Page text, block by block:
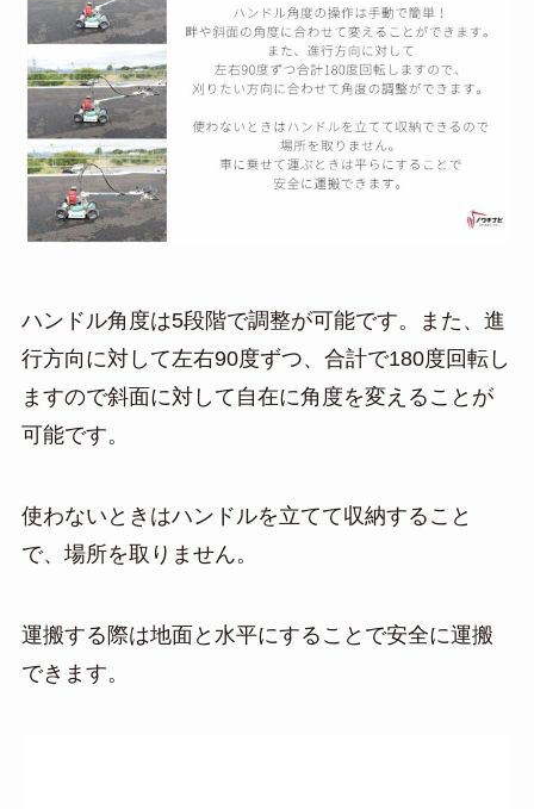
ハンドル角度は5段階で調整が可能です。また、進
行方向に対して左右90度ずつ、合計で180度回転し
ますので斜面に対して自在に角度を変えることが
可能です。
使わないときはハンドルを立てて収納すること
で、場所を取りません。
運搬する際は地面と水平にすることで安全に運搬
できます。